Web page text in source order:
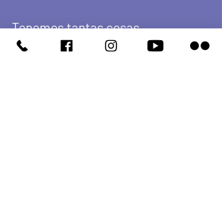
Tenemos tantas cosas
interesantes sucediendo, ¡sé el